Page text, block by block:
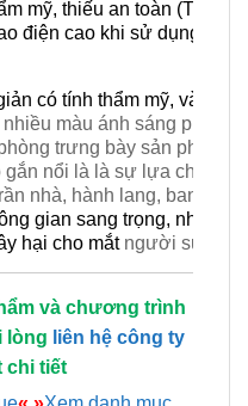
mỹ, thiếu an toàn (Thậm
điện cao khi sử dụng
có tính thẩm mỹ, và độ
màu ánh sáng phù
trưng bày sản phẩm,
nổi là là sự lựa chọn
nhà, hành lang, ban
gian sang trọng, nhiều
hại cho mắt người sử
và chương trình
lòng liên hệ công ty
chi tiết